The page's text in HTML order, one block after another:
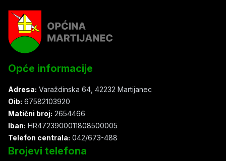
Opće informacije
Adresa: Varaždinska 64, 42232 Martijanec
Oib: 67582103920
Matični broj: 2654466
Iban: HR4723900011808500005
Telefon centrala: 042/673-488
Brojevi telefona